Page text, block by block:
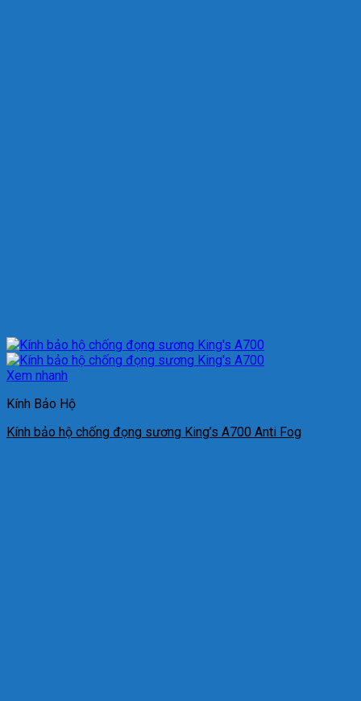
Xem nhanh
Kính Bảo Hộ
Kính bảo hộ chống đọng sương King’s A700 Anti Fog